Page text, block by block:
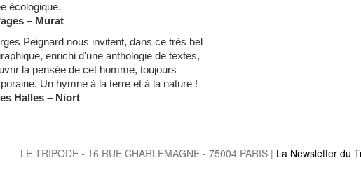
écologique.
– Murat
Peignard nous invitent, dans ce très bel
enrichi d'une anthologie de textes,
la pensée de cet homme, toujours
Un hymne à la terre et à la nature !
Halles – Niort
LE TRIPODE - 16 RUE CHARLEMAGNE - 75004 PARIS | La Newsletter du